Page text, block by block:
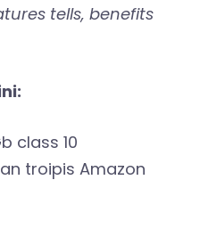
tells, benefits
class 10
troipis Amazon